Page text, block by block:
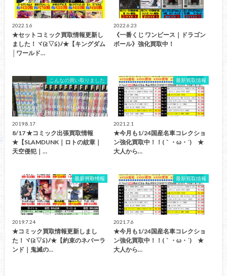
2022.1.6
★セットコミック買取情報更新し
ました！ヾ(≧▽≦)ﾉ★【キングダム
│ワールド…
2022.6.23
《一番くじ ワンピース｜ドラゴン
ボール》強化買取中！
こんなの買い取りました
2019.8.17
8/17 ★コミック出張買取情報
★【SLAMDUNK｜ロトの紋章｜
天空侵犯｜…
最新買取情報
2021.2.1
★今月も1/24国産名車コレクショ
ン強化買取中！！(｀・ω・´)ゞ★
大人から…
最新買取情報
2019.7.24
★コミック買取情報更新しまし
た！ヾ(≧▽≦)ﾉ★【約束のネバーラ
ンド｜鬼滅の…
最新買取情報
2021.7.6
★今月も1/24国産名車コレクショ
ン強化買取中！！(｀・ω・´)ゞ★
大人から…